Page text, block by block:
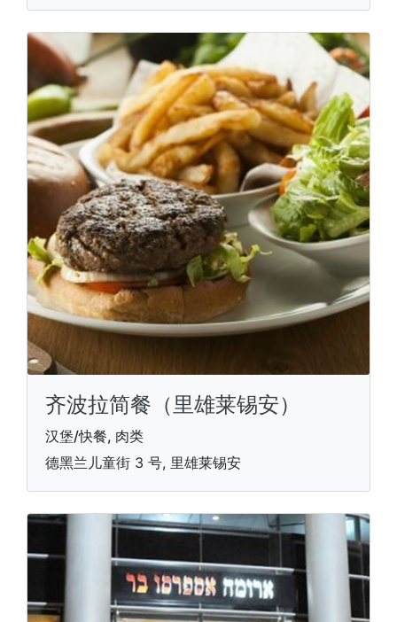
齐波拉简餐（里雄莱锡安）
汉堡/快餐, 肉类
德黑兰儿童街 3 号, 里雄莱锡安